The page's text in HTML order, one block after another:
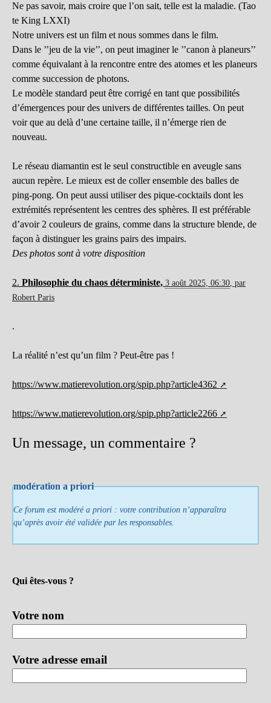
Ne pas savoir, mais croire que l’on sait, telle est la maladie. (Tao
te King LXXI)
Notre univers est un film et nous sommes dans le film.
Dans le ’’jeu de la vie’’, on peut imaginer le ’’canon à planeurs’’
comme équivalant à la rencontre entre des atomes et les planeurs
comme succession de photons.
Le modèle standard peut être corrigé en tant que possibilités
d’émergences pour des univers de différentes tailles. On peut
voir que au delà d’une certaine taille, il n’émerge rien de
nouveau.
Le réseau diamantin est le seul constructible en aveugle sans
aucun repère. Le mieux est de coller ensemble des balles de
ping-pong. On peut aussi utiliser des pique-cocktails dont les
extrémités représentent les centres des sphères. Il est préférable
d’avoir 2 couleurs de grains, comme dans la structure blende, de
façon à distinguer les grains pairs des impairs.
Des photos sont à votre disposition
2. Philosophie du chaos déterministe, 3 août 2025, 06:30, par
Robert Paris
.
La réalité n’est qu’un film ? Peut-être pas !
https://www.matierevolution.org/spip.php?article4362
https://www.matierevolution.org/spip.php?article2266
Un message, un commentaire ?
modération a priori
Ce forum est modéré a priori : votre contribution n’apparaîtra
qu’après avoir été validée par les responsables.
Qui êtes-vous ?
Votre nom
Votre adresse email